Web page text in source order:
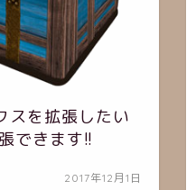
スを拡張したい
できます!!
2017年12月1日